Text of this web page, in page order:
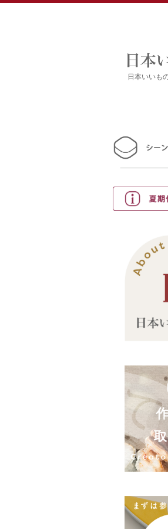
日本いいも